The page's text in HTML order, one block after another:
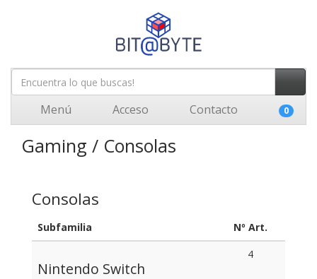
Menú Acceso Contacto 0
Gaming / Consolas
Consolas
Subfamilia Nº Art.
Nintendo Switch
4